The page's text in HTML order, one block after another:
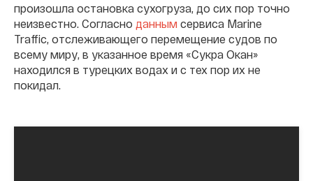
произошла остановка сухогруза, до сих пор точно
неизвестно. Согласно данным сервиса Marine
Traffic, отслеживающего перемещение судов по
всему миру, в указанное время «Сукра Окан»
находился в турецких водах и с тех пор их не
покидал.